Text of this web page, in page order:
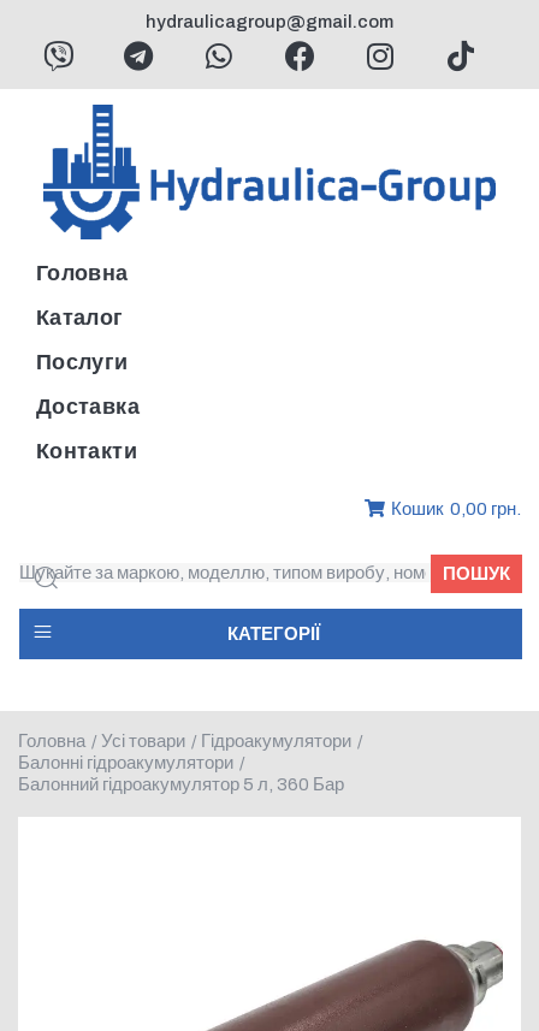
hydraulicagroup@gmail.com
Головна
Каталог
Послуги
Доставка
Контакти
Кошик 0,00 грн.
КАТЕГОРІЇ
ПОШУК
Головна / Усі товари / Гідроакумулятори /
Балонні гідроакумулятори /
Балонний гідроакумулятор 5 л, 360 Бар